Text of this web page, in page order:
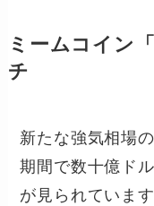
ミームコイン
チ
新たな強気相場
期間で数十億ド
が見られていま